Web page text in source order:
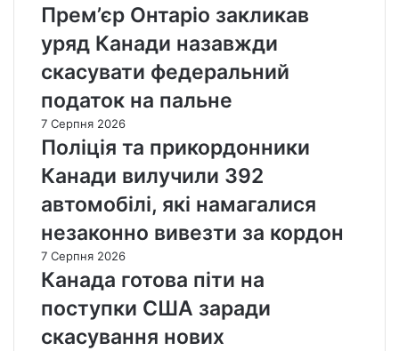
Прем’єр Онтаріо закликав
уряд Канади назавжди
скасувати федеральний
податок на пальне
7 Серпня 2026
Поліція та прикордонники
Канади вилучили 392
автомобілі, які намагалися
незаконно вивезти за кордон
7 Серпня 2026
Канада готова піти на
поступки США заради
скасування нових